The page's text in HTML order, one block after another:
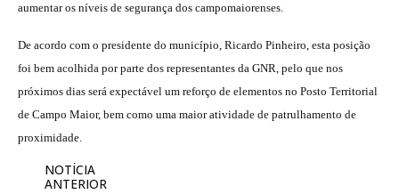
aumentar os níveis de segurança dos campomaiorenses.
De acordo com o presidente do município, Ricardo Pinheiro, esta posição
foi bem acolhida por parte dos representantes da GNR, pelo que nos
próximos dias será expectável um reforço de elementos no Posto Territorial
de Campo Maior, bem como uma maior atividade de patrulhamento de
proximidade.
NOTÍCIA
ANTERIOR